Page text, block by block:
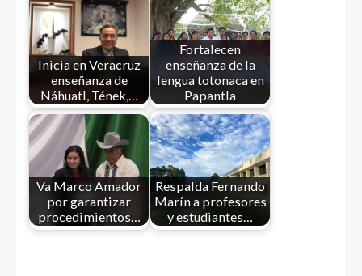
Inicia en Veracruz
enseñanza de
Náhuatl, Tének,…
Fortalecen
enseñanza de la
lengua totonaca en
Papantla
Va Marco Amador
por garantizar
procedimientos…
Respalda Fernando
Marín a profesores
y estudiantes…